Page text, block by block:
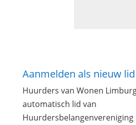
Aanmelden als nieuw lid
Huurders van Wonen
automatisch lid van
Huurdersbelangenvereniging